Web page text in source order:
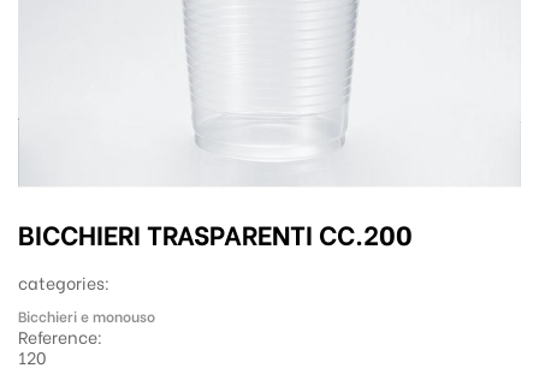
BICCHIERI TRASPARENTI CC.200
categories:
Bicchieri e monouso
Reference:
120